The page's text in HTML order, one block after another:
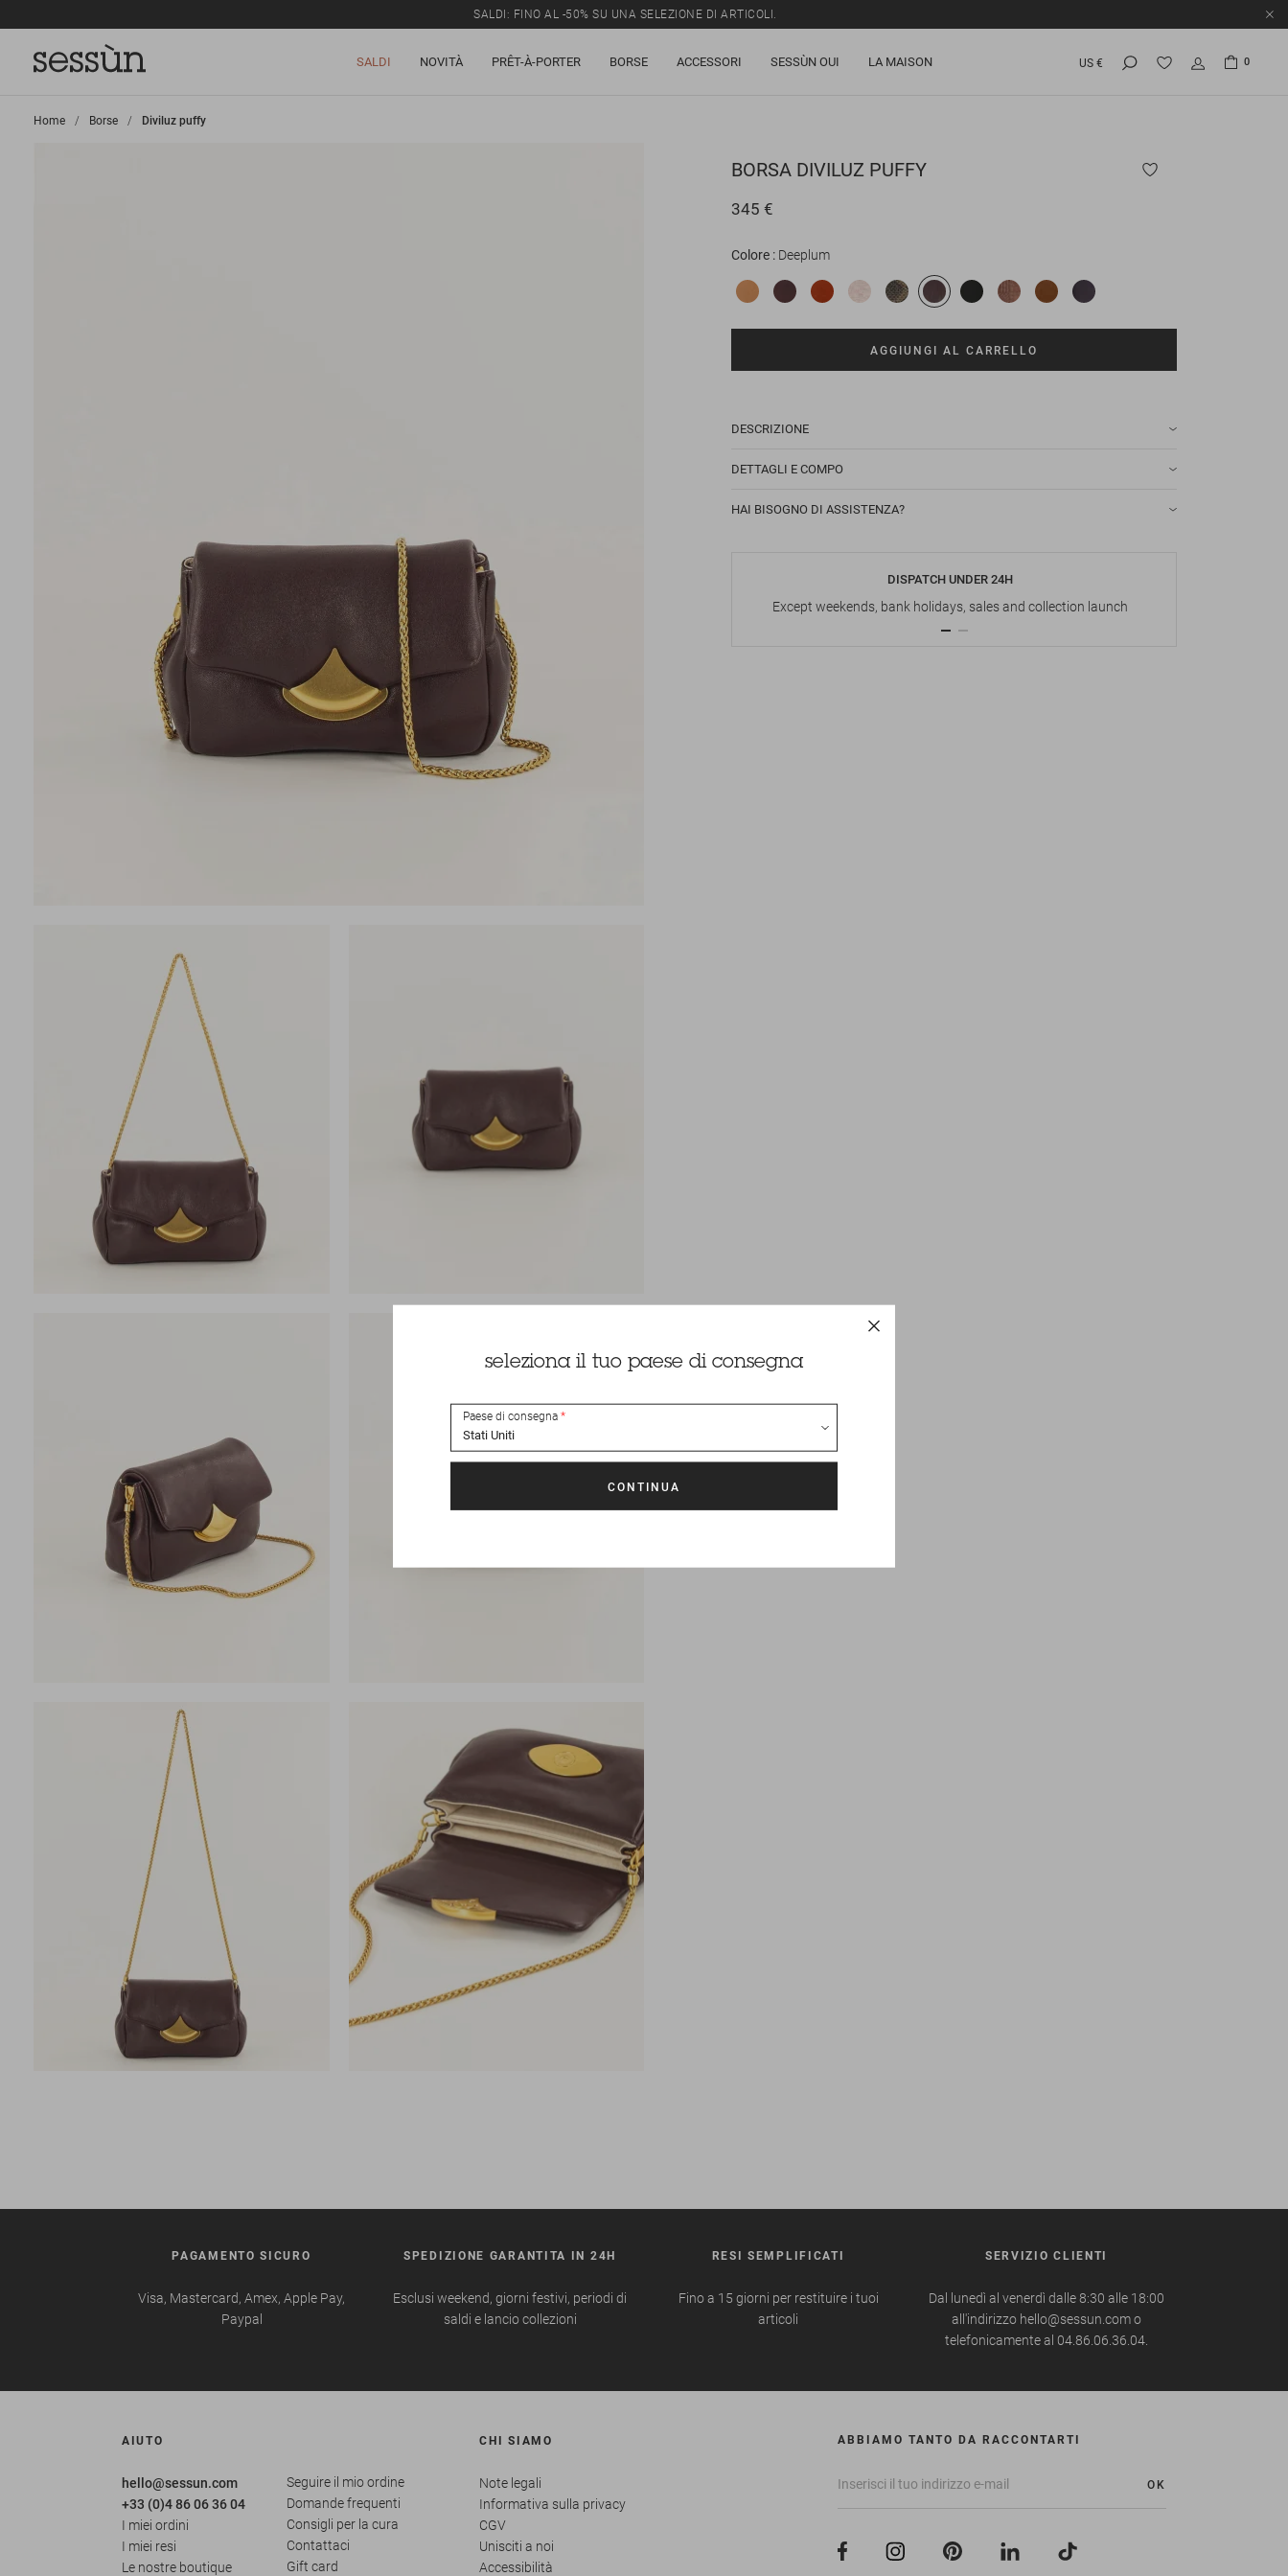
SALDI: FINO AL -50% SU UNA SELEZIONE DI ARTICOLI.
SALDI NOVITÀ PRÊT-À-PORTER BORSE ACCESSORI SESSÙN OUI LA MAISON US € 0
Home >
Borse >
Diviluz puffy
BORSA DIVILUZ PUFFY
345 €
Colore Deeplum
AGGIUNGI AL CARRELLO
DESCRIZIONE
DETTAGLI E COMPO
HAI BISOGNO DI ASSISTENZA?
DISPATCH UNDER 24H
Except weekends, bank holidays, sales and collection launch
PAGAMENTO SICURO
Visa, Mastercard, Amex, Apple Pay,
Paypal
SPEDIZIONE GARANTITA IN 24H
Esclusi weekend, giorni festivi, periodi di
saldi e lancio collezioni
RESI SEMPLIFICATI
Fino a 15 giorni per restituire i tuoi
articoli
SERVIZIO CLIENTI
Dal lunedì al venerdì dalle 8:30 alle 18:00
all'indirizzo hello@sessun.com o
telefonicamente al 04.86.06.36.04.
AIUTO
hello@sessun.com
+33 (0)4 86 06 36 04
I miei ordini
I miei resi
Le nostre boutique
Seguire il mio ordine
Domande frequenti
Consigli per la cura
Contattaci
Gift card
CHI SIAMO
Note legali
Informativa sulla privacy
CGV
Unisciti a noi
Accessibilità
ABBIAMO TANTO DA RACCONTARTI
OK
seleziona il tuo paese di consegna
Paese di consegna